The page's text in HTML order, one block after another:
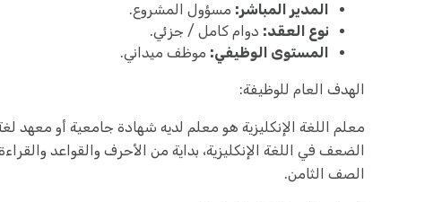
المدير المباشر: مسؤول المشروع.
نوع العقد: دوام كامل / جزئي.
المستوى الوظيفي: موظف ميداني.
الهدف العام للوظيفة:
معلم اللغة الإنكليزية هو معلم لديه شهادة جامعية أو معهد
الضعف في اللغة الإنكليزية، بداية من الأحرف والقواعد
الصف الثامن.